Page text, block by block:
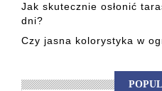
Jak skutecznie osłonić
dni?
Czy jasna kolorystyka w